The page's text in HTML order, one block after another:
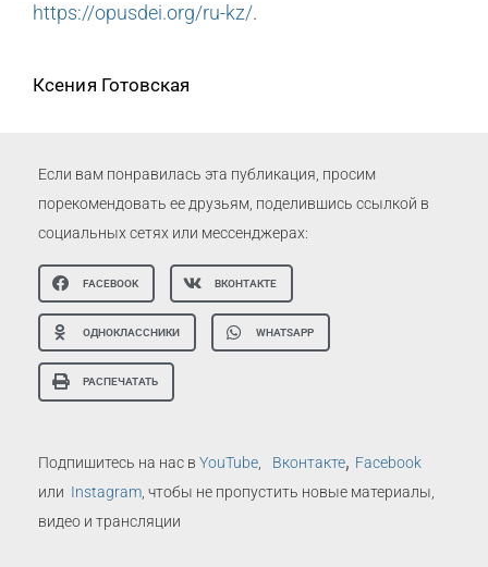
https://opusdei.org/ru-kz/.
Ксения Готовская
Если вам понравилась эта публикация, просим
порекомендовать ее друзьям, поделившись ссылкой в
социальных сетях или мессенджерах:
FACEBOOK ВКОНТАКТЕ
ОДНОКЛАССНИКИ WHATSAPP
РАСПЕЧАТАТЬ
Подпишитесь на нас в YouTube Вконтакте, Facebook
или Instagram , чтобы не пропустить новые материалы,
видео и трансляции